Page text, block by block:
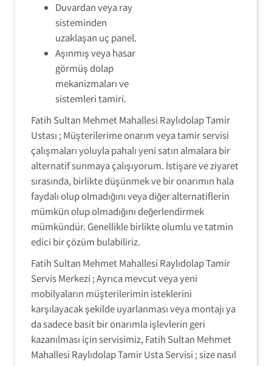
Duvardan veya ray
sisteminden
uzaklaşan uç panel.
Aşınmış veya hasar
görmüş dolap
mekanizmaları ve
sistemleri tamiri.
Fatih Sultan Mehmet Mahallesi Raylıdolap Tamir
Ustası ; Müşterilerime onarım veya tamir servisi
çalışmaları yoluyla pahalı yeni satın almalara bir
alternatif sunmaya çalışıyorum. İstişare ve ziyaret
sırasında, birlikte düşünmek ve bir onarımın hala
faydalı olup olmadığını veya diğer alternatiflerin
mümkün olup olmadığını değerlendirmek
mümkündür. Genellikle birlikte olumlu ve tatmin
edici bir çözüm bulabiliriz.
Fatih Sultan Mehmet Mahallesi Raylıdolap Tamir
Servis Merkezi ; Ayrıca mevcut veya yeni
mobilyaların müşterilerimin isteklerini
karşılayacak şekilde uyarlanması veya montajı ya
da sadece basit bir onarımla işlevlerin geri
kazanılması için servisimiz, Fatih Sultan Mehmet
Mahallesi Raylıdolap Tamir Usta Servisi ; size nasıl